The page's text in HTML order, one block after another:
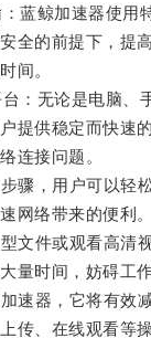
鲸加速器使用
全的前提下，提
间。
无论是电脑、手
提供稳定而快速
连接问题。
，用户可以轻
网络带来的便利。
件或观看高清
量时间，妨碍工
器，它将有效
传、在线观看等